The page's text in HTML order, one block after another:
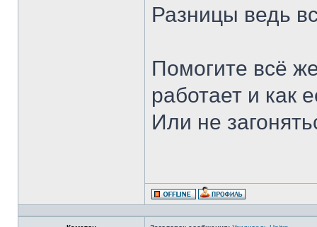
Разницы ведь
Помогите всё
работает и как
Или не